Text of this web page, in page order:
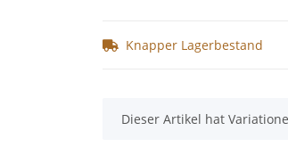
Knapper Lagerbestand
x
Dieser Artikel hat